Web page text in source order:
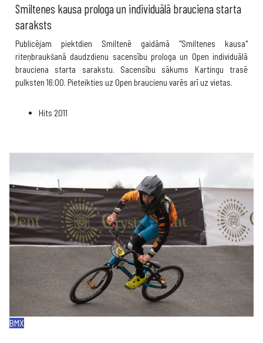
Smiltenes kausa prologa un individuālā brauciena starta
saraksts
Publicējam piektdien Smiltenē gaidāmā "Smiltenes kausa"
riteņbraukšanā daudzdienu sacensību prologa un Open individuālā
brauciena starta sarakstu. Sacensību sākums Kartingu trasē
pulksten 16:00. Pieteikties uz Open braucienu varēs arī uz vietas.
Hits 2011
BMX